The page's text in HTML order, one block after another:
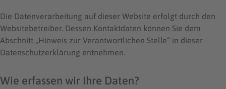
Die Datenverarbeitung auf dieser Website erfolgt durch den
Websitebetreiber. Dessen Kontaktdaten können Sie dem
Abschnitt „Hinweis zur Verantwortlichen Stelle“ in dieser
Datenschutzerklärung entnehmen.
Wie erfassen wir Ihre Daten?